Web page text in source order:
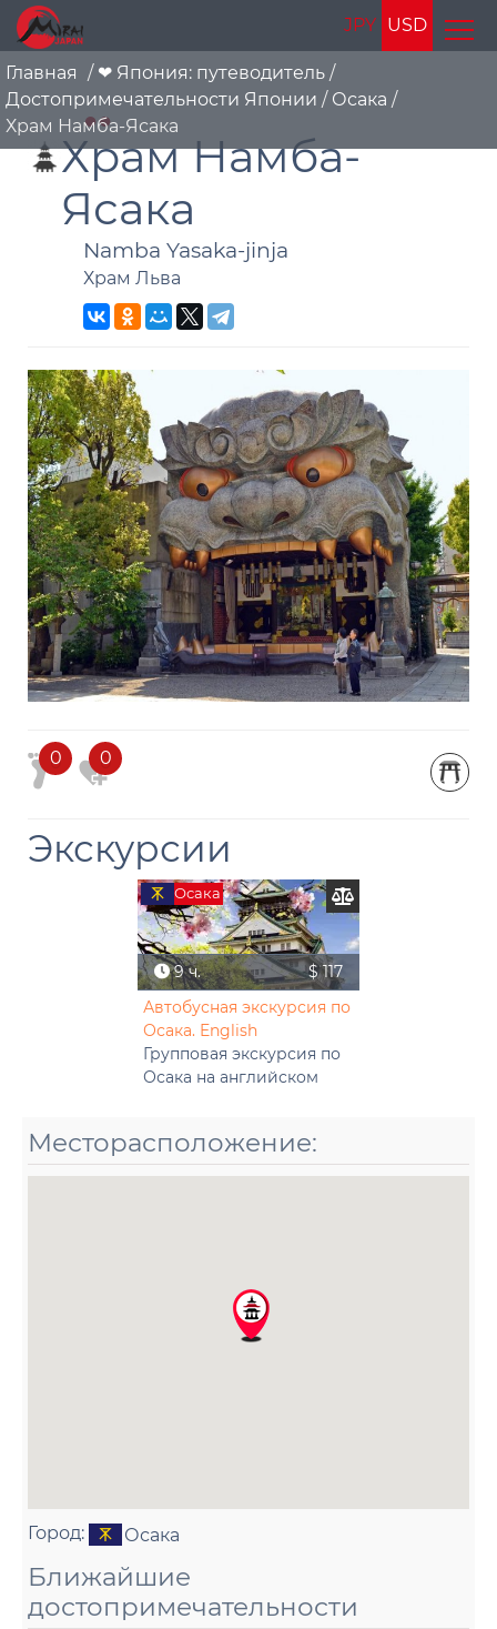
JPY USD
Главная / ❤ Япония: путеводитель /
Достопримечательности Японии / Осака /
Храм Намба-Ясака
Храм Намба-
Ясака
Namba Yasaka-jinja
Храм Льва
0 0
Экскурсии
Осака
9 ч.
$ 117
Автобусная экскурсия по
Осака. English
Групповая экскурсия по
Осака на английском
Месторасположение:
Город: Осака
Ближайшие
достопримечательности